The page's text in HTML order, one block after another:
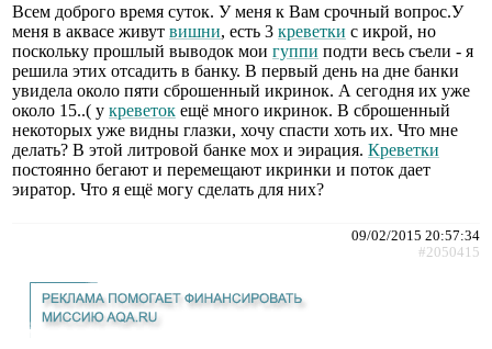
Всем доброго время суток. У меня к Вам срочный вопрос.У
меня в аквасе живут вишни, есть 3 креветки с икрой, но
поскольку прошлый выводок мои гуппи подти весь съели - я
решила этих отсадить в банку. В первый день на дне банки
увидела около пяти сброшенный икринок. А сегодня их уже
около 15..( у креветок ещё много икринок. В сброшенный
некоторых уже видны глазки, хочу спасти хоть их. Что мне
делать? В этой литровой банке мох и эирация. Креветки
постоянно бегают и перемещают икринки и поток дает
эиратор. Что я ещё могу сделать для них?
09/02/2015 20:57:34
#2050415